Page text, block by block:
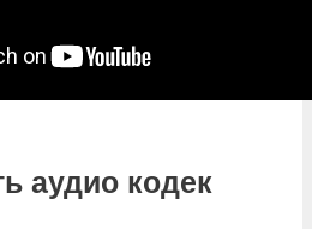
аудио кодек